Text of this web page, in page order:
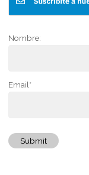
Nombre:
Email*
Submit